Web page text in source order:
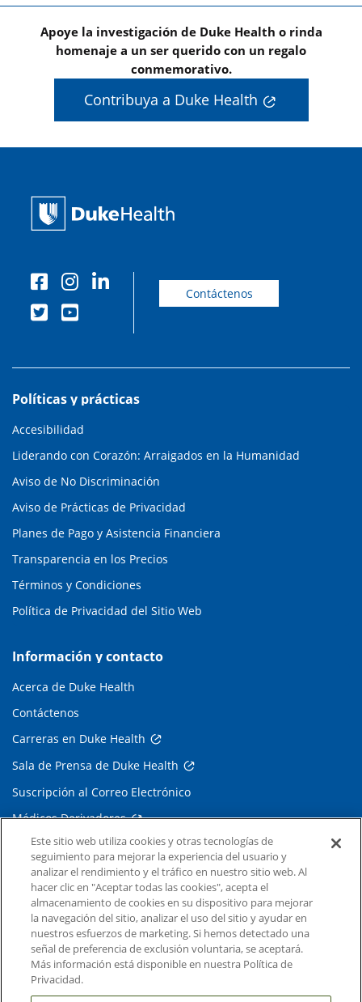
Apoye la investigación de Duke Health o rinda
homenaje a un ser querido con un regalo
conmemorativo.
Contribuya a Duke Health
Contáctenos
Políticas y prácticas
Accesibilidad
Liderando con Corazón: Arraigados en la Humanidad
Aviso de No Discriminación
Aviso de Prácticas de Privacidad
Planes de Pago y Asistencia Financiera
Transparencia en los Precios
Términos y Condiciones
Política de Privacidad del Sitio Web
Información y contacto
Acerca de Duke Health
Contáctenos
Carreras en Duke Health
Sala de Prensa de Duke Health
Suscripción al Correo Electrónico
Médicos Derivadores
Enlaces relacionados
Duke Cancer Institute
Duke Children's
Duke School of Medicine
Duke School of Nursing
Este sitio web utiliza cookies y otras tecnologías de
seguimiento para mejorar la experiencia del usuario y
analizar el rendimiento y el tráfico en nuestro sitio web. Al
hacer clic en "Aceptar todas las cookies", acepta el
almacenamiento de cookies en su dispositivo para mejorar
la navegación del sitio, analizar el uso del sitio y ayudar en
nuestros esfuerzos de marketing. Si hemos detectado una
señal de preferencia de exclusión voluntaria, se aceptará.
Más información está disponible en nuestra Política de
Privacidad.